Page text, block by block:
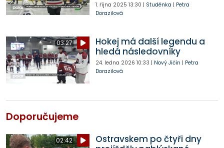
1. října 2025 13:30 | Studénka | Petra
Dorazilová
03:27
Hokej má další legendu a
hledá následovníky
24. ledna 2026 10:33 | Nový Jičín | Petra
Dorazilová
Doporučujeme
02:42
Ostravskem po čtyři dny